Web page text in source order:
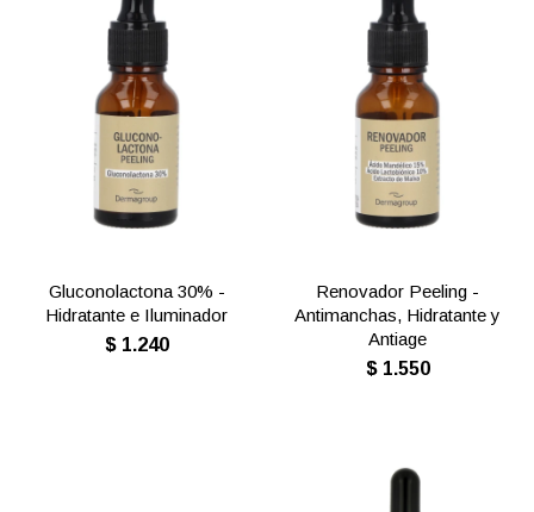
Gluconolactona 30% -
Hidratante e Iluminador
$ 1.240
Renovador Peeling -
Antimanchas, Hidratante y
Antiage
$ 1.550